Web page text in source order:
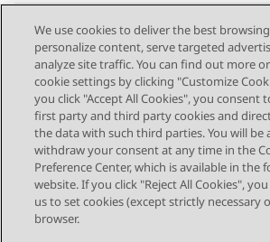
Send Feedback
Topic navigation
이전 항목
STAY CONNECTED
We use cookies to deliver the best
personalize content, serve targeted
analyze site traffic. You can find out more
cookie settings by clicking "Customize
you click "Accept All Cookies", you consent
first party and third party cookies and
the data with such third parties. You will be
withdraw your consent at any time in the
Preference Center, which is available in the
website. If you click "Reject All Cookies",
us to set cookies (except strictly necessary
browser.